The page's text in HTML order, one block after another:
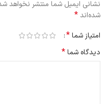
نشانی ایمیل شما منتشر نخواهد
شده‌اند*
امتیاز شما*
دیدگاه شما*